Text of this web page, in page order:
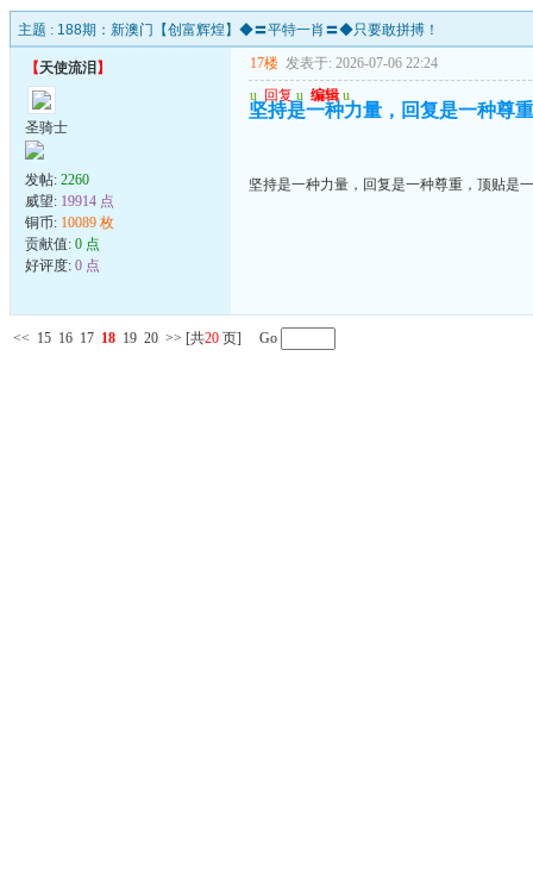
主题 : 188期：新澳门【创富辉煌】◆〓平特一肖〓◆只要敢拼搏！
【天使流泪 】
圣骑士
发帖: 2260
威望: 19914 点
铜币: 10089 枚
贡献值: 0 点
好评度: 0 点
17楼 发表于: 2026-07-06 22:24
u 回复 u 编辑 u
坚持是一种力量，回复是一种尊
坚持是一种力量，回复是一种尊重，顶贴是
<< 15 16 17 18 19 20 >> [共20 页] Go